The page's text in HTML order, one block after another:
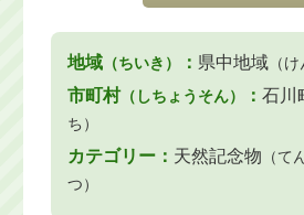
地域（ちいき） ： 県中地域（け
市町村（しちょうそん） ： 石川
ち）
カテゴリー： 天然記念物 （て
つ）